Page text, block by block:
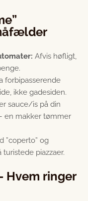
Afvis høfligt,
forbipasserende
ikke gadesiden.
sauce/is på din
en makker tømmer
”coperto” og
piazzaer.
Hvem ringer